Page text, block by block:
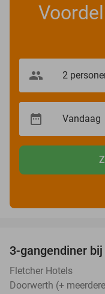
3-gangendiner
Fletcher Hotels
Doorwerth (+